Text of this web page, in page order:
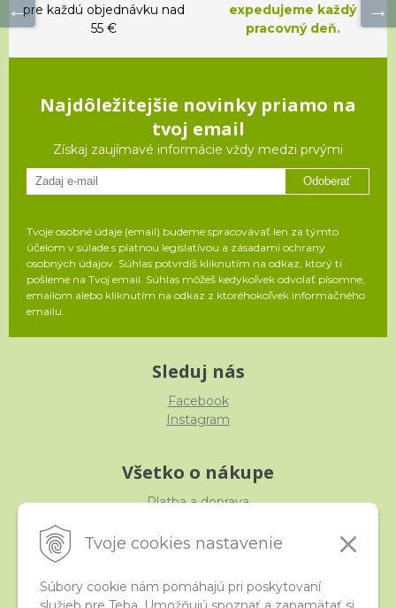
Tvoje cookies nastavenie
Súbory cookie nám pomáhajú pri poskytovaní
pre každú objednávku nad
55 €
expedujeme každý
pracovný deň.
Najdôležitejšie novinky priamo na
tvoj email
Získaj zaujímavé informácie vždy medzi prvými
Odoberať
Tvoje osobné údaje (email) budeme spracovávať len za týmto
účelom v súlade s platnou legislatívou a zásadami ochrany
osobných údajov. Súhlas potvrdíš kliknutím na odkaz, ktorý ti
pošleme na Tvoj email. Súhlas môžeš kedykoľvek odvolať písomne,
emailom alebo kliknutím na odkaz z ktoréhokoľvek informačného
emailu.
Sleduj nás
Facebook
Instagram
Všetko o nákupe
Platba a doprava
Obchodné podmienky